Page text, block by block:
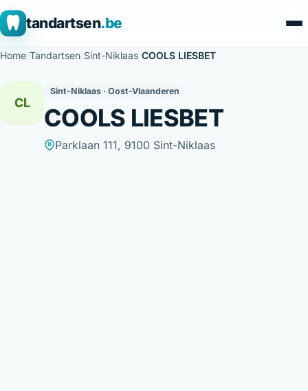
tandartsen.be
Home/Tandartsen/Sint-Niklaas/COOLS LIESBET
CL
Sint-Niklaas · Oost-Vlaanderen
COOLS LIESBET
Parklaan 111, 9100 Sint-Niklaas